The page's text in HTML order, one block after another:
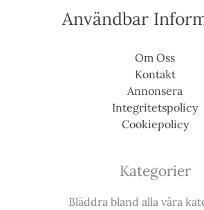
Användbar
Om Oss
Kontakt
Annonsera
Integritetspolicy
Cookiepolicy
Kategorier
Bläddra bland alla våra